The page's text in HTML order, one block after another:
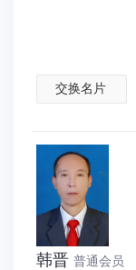
交换名片
韩晋 普通会员